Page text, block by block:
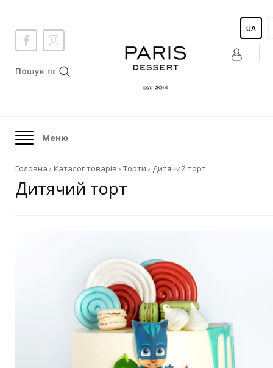
UA
Меню
Головна › Каталог товарів › Торти › Дитячий торт
Дитячий торт